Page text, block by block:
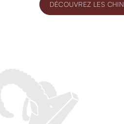
DÉCOUVREZ LES